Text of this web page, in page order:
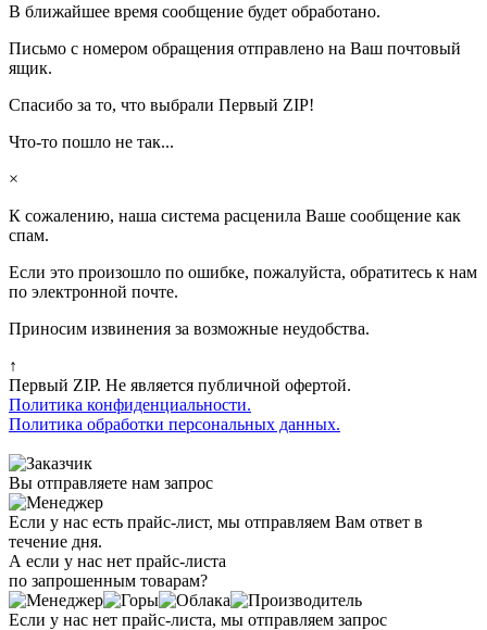
В ближайшее время сообщение будет обработано.
Письмо с номером обращения отправлено на Ваш почтовый
ящик.
Спасибо за то, что выбрали Первый ZIP!
Что-то пошло не так...
×
К сожалению, наша система расценила Ваше сообщение как
спам.
Если это произошло по ошибке, пожалуйста, обратитесь к нам
по электронной почте.
Приносим извинения за возможные неудобства.
↑
Первый ZIP. Не является публичной офертой.
Политика конфиденциальности.
Политика обработки персональных данных.
Вы отправляете нам запрос
Если у нас есть прайс-лист, мы отправляем Вам ответ в
течение дня.
А если у нас нет прайс-листа
по запрошенным товарам?
Если у нас нет прайс-листа, мы отправляем запрос